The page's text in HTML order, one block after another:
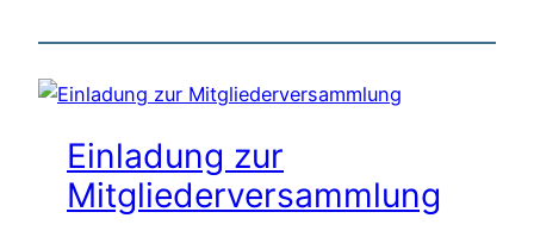
Einladung zur
Mitgliederversammlung